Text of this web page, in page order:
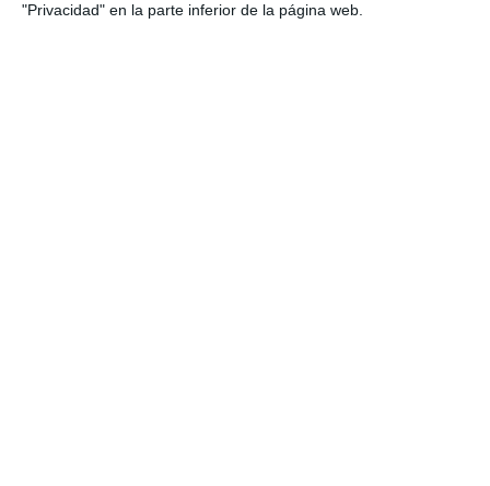
"Privacidad" en la parte inferior de la página web.